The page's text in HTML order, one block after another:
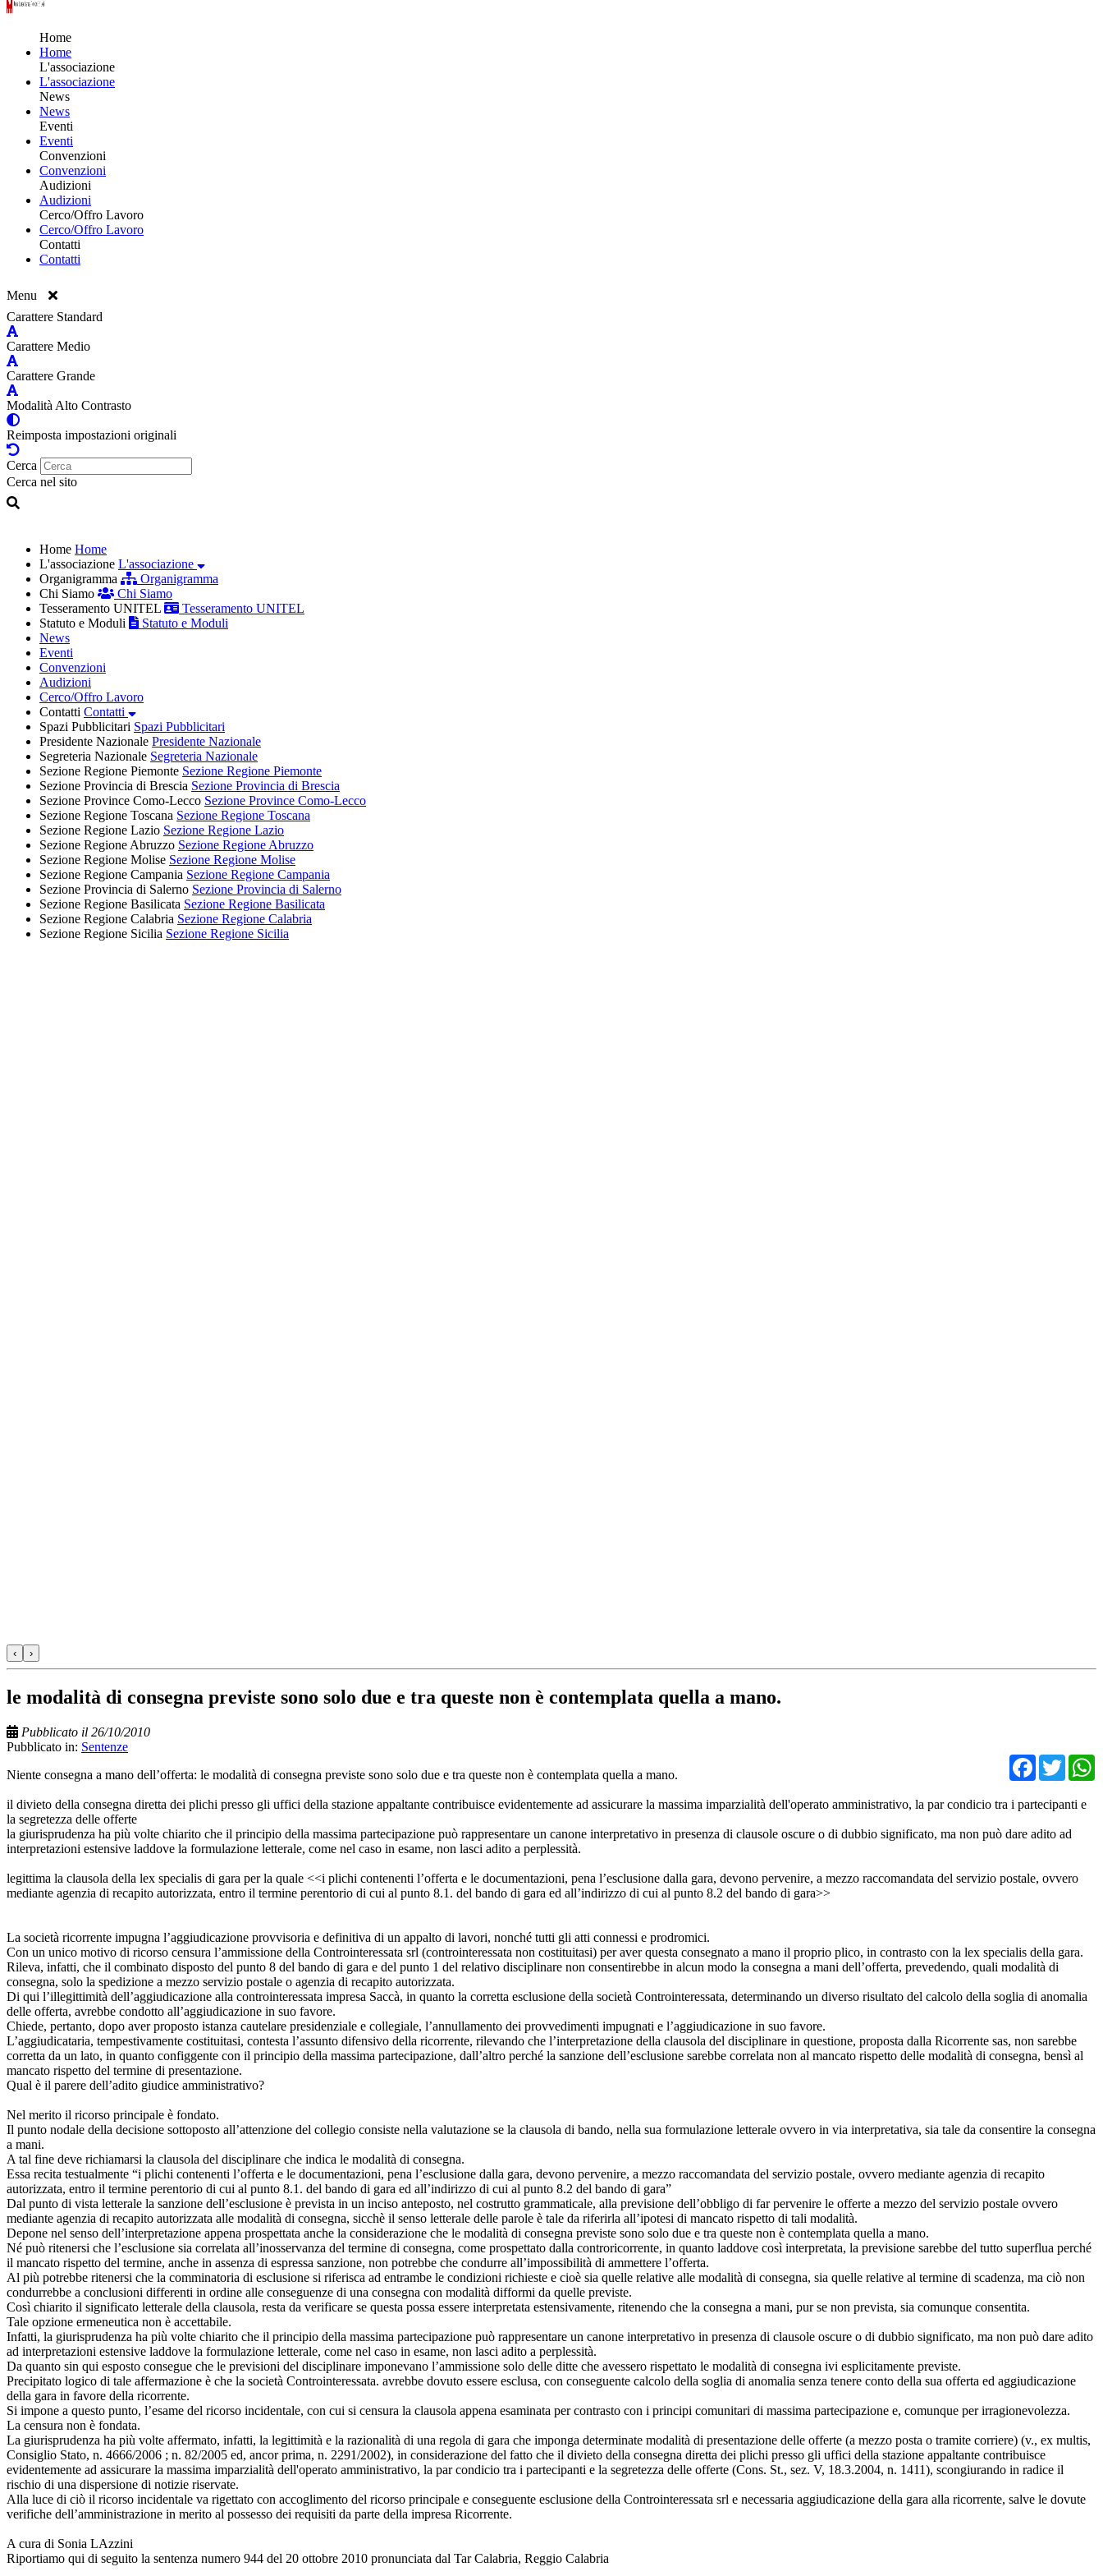
Home
Home
L'associazione
L'associazione
News
News
Eventi
Eventi
Convenzioni
Convenzioni
Audizioni
Audizioni
Cerco/Offro Lavoro
Cerco/Offro Lavoro
Contatti
Contatti
Menu
Carattere Standard
Carattere Medio
Carattere Grande
Modalità Alto Contrasto
Reimposta impostazioni originali
Cerca
Cerca nel sito
Home Home
L'associazione L'associazione
Organigramma
Organigramma
Chi Siamo
Chi Siamo
Tesseramento UNITEL
Tesseramento UNITEL
Statuto e Moduli
Statuto e Moduli
News
Eventi
Convenzioni
Audizioni
Cerco/Offro Lavoro
Contatti Contatti
Spazi Pubblicitari Spazi Pubblicitari
Presidente Nazionale Presidente Nazionale
Segreteria Nazionale Segreteria Nazionale
Sezione Regione Piemonte Sezione Regione Piemonte
Sezione Provincia di Brescia Sezione Provincia di Brescia
Sezione Province Como-Lecco Sezione Province Como-Lecco
Sezione Regione Toscana Sezione Regione Toscana
Sezione Regione Lazio Sezione Regione Lazio
Sezione Regione Abruzzo Sezione Regione Abruzzo
Sezione Regione Molise Sezione Regione Molise
Sezione Regione Campania Sezione Regione Campania
Sezione Provincia di Salerno Sezione Provincia di Salerno
Sezione Regione Basilicata Sezione Regione Basilicata
Sezione Regione Calabria Sezione Regione Calabria
Sezione Regione Sicilia Sezione Regione Sicilia
‹ ›
le modalità di consegna previste sono solo due e tra queste non è contemplata quella a mano.
Pubblicato il 26/10/2010
Pubblicato in: Sentenze
Niente consegna a mano dell’offerta: le modalità di consegna previste sono solo due e tra queste non è contemplata quella a mano.
il divieto della consegna diretta dei plichi presso gli uffici della stazione appaltante contribuisce evidentemente ad assicurare la massima imparzialità dell'operato amministrativo, la par condicio tra i partecipanti e
la segretezza delle offerte
la giurisprudenza ha più volte chiarito che il principio della massima partecipazione può rappresentare un canone interpretativo in presenza di clausole oscure o di dubbio significato, ma non può dare adito ad
interpretazioni estensive laddove la formulazione letterale, come nel caso in esame, non lasci adito a perplessità.
legittima la clausola della lex specialis di gara per la quale <<i plichi contenenti l’offerta e le documentazioni, pena l’esclusione dalla gara, devono pervenire, a mezzo raccomandata del servizio postale, ovvero
mediante agenzia di recapito autorizzata, entro il termine perentorio di cui al punto 8.1. del bando di gara ed all’indirizzo di cui al punto 8.2 del bando di gara>>
La società ricorrente impugna l’aggiudicazione provvisoria e definitiva di un appalto di lavori, nonché tutti gli atti connessi e prodromici.
Con un unico motivo di ricorso censura l’ammissione della Controinteressata srl (controinteressata non costituitasi) per aver questa consegnato a mano il proprio plico, in contrasto con la lex specialis della gara.
Rileva, infatti, che il combinato disposto del punto 8 del bando di gara e del punto 1 del relativo disciplinare non consentirebbe in alcun modo la consegna a mani dell’offerta, prevedendo, quali modalità di
consegna, solo la spedizione a mezzo servizio postale o agenzia di recapito autorizzata.
Di qui l’illegittimità dell’aggiudicazione alla controinteressata impresa Saccà, in quanto la corretta esclusione della società Controinteressata, determinando un diverso risultato del calcolo della soglia di anomalia
delle offerta, avrebbe condotto all’aggiudicazione in suo favore.
Chiede, pertanto, dopo aver proposto istanza cautelare presidenziale e collegiale, l’annullamento dei provvedimenti impugnati e l’aggiudicazione in suo favore.
L’aggiudicataria, tempestivamente costituitasi, contesta l’assunto difensivo della ricorrente, rilevando che l’interpretazione della clausola del disciplinare in questione, proposta dalla Ricorrente sas, non sarebbe
corretta da un lato, in quanto configgente con il principio della massima partecipazione, dall’altro perché la sanzione dell’esclusione sarebbe correlata non al mancato rispetto delle modalità di consegna, bensì al
mancato rispetto del termine di presentazione.
Qual è il parere dell’adito giudice amministrativo?
Nel merito il ricorso principale è fondato.
Il punto nodale della decisione sottoposto all’attenzione del collegio consiste nella valutazione se la clausola di bando, nella sua formulazione letterale ovvero in via interpretativa, sia tale da consentire la consegna
a mani.
A tal fine deve richiamarsi la clausola del disciplinare che indica le modalità di consegna.
Essa recita testualmente “i plichi contenenti l’offerta e le documentazioni, pena l’esclusione dalla gara, devono pervenire, a mezzo raccomandata del servizio postale, ovvero mediante agenzia di recapito
autorizzata, entro il termine perentorio di cui al punto 8.1. del bando di gara ed all’indirizzo di cui al punto 8.2 del bando di gara”
Dal punto di vista letterale la sanzione dell’esclusione è prevista in un inciso anteposto, nel costrutto grammaticale, alla previsione dell’obbligo di far pervenire le offerte a mezzo del servizio postale ovvero
mediante agenzia di recapito autorizzata alle modalità di consegna, sicchè il senso letterale delle parole è tale da riferirla all’ipotesi di mancato rispetto di tali modalità.
Depone nel senso dell’interpretazione appena prospettata anche la considerazione che le modalità di consegna previste sono solo due e tra queste non è contemplata quella a mano.
Né può ritenersi che l’esclusione sia correlata all’inosservanza del termine di consegna, come prospettato dalla controricorrente, in quanto laddove così interpretata, la previsione sarebbe del tutto superflua perché
il mancato rispetto del termine, anche in assenza di espressa sanzione, non potrebbe che condurre all’impossibilità di ammettere l’offerta.
Al più potrebbe ritenersi che la comminatoria di esclusione si riferisca ad entrambe le condizioni richieste e cioè sia quelle relative alle modalità di consegna, sia quelle relative al termine di scadenza, ma ciò non
condurrebbe a conclusioni differenti in ordine alle conseguenze di una consegna con modalità difformi da quelle previste.
Così chiarito il significato letterale della clausola, resta da verificare se questa possa essere interpretata estensivamente, ritenendo che la consegna a mani, pur se non prevista, sia comunque consentita.
Tale opzione ermeneutica non è accettabile.
Infatti, la giurisprudenza ha più volte chiarito che il principio della massima partecipazione può rappresentare un canone interpretativo in presenza di clausole oscure o di dubbio significato, ma non può dare adito
ad interpretazioni estensive laddove la formulazione letterale, come nel caso in esame, non lasci adito a perplessità.
Da quanto sin qui esposto consegue che le previsioni del disciplinare imponevano l’ammissione solo delle ditte che avessero rispettato le modalità di consegna ivi esplicitamente previste.
Precipitato logico di tale affermazione è che la società Controinteressata. avrebbe dovuto essere esclusa, con conseguente calcolo della soglia di anomalia senza tenere conto della sua offerta ed aggiudicazione
della gara in favore della ricorrente.
Si impone a questo punto, l’esame del ricorso incidentale, con cui si censura la clausola appena esaminata per contrasto con i principi comunitari di massima partecipazione e, comunque per irragionevolezza.
La censura non è fondata.
La giurisprudenza ha più volte affermato, infatti, la legittimità e la razionalità di una regola di gara che imponga determinate modalità di presentazione delle offerte (a mezzo posta o tramite corriere) (v., ex multis,
Consiglio Stato, n. 4666/2006 ; n. 82/2005 ed, ancor prima, n. 2291/2002), in considerazione del fatto che il divieto della consegna diretta dei plichi presso gli uffici della stazione appaltante contribuisce
evidentemente ad assicurare la massima imparzialità dell'operato amministrativo, la par condicio tra i partecipanti e la segretezza delle offerte (Cons. St., sez. V, 18.3.2004, n. 1411), scongiurando in radice il
rischio di una dispersione di notizie riservate.
Alla luce di ciò il ricorso incidentale va rigettato con accoglimento del ricorso principale e conseguente esclusione della Controinteressata srl e necessaria aggiudicazione della gara alla ricorrente, salve le dovute
verifiche dell’amministrazione in merito al possesso dei requisiti da parte della impresa Ricorrente.
A cura di Sonia LAzzini
Riportiamo qui di seguito la sentenza numero 944 del 20 ottobre 2010 pronunciata dal Tar Calabria, Reggio Calabria